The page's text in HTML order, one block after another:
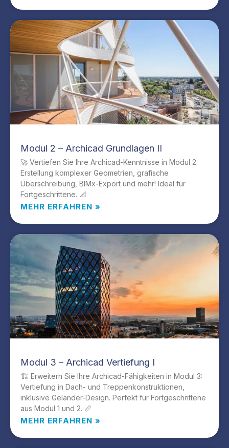
Modul 2 – Archicad Grundlagen II
🚀 Vertiefen Sie Ihre Archicad-Kenntnisse in Modul 2:
Erstellung komplexer Geometrien, grafische
Überschreibung, BIMx-Export und mehr! Ideal für
Fortgeschrittene. 📐
MEHR ERFAHREN »
Modul 3 – Archicad Vertiefung I
🏗️ Erweitern Sie Ihre Archicad-Fähigkeiten in Modul 3:
Vertiefung in Dach- und Treppenkonstruktionen,
inklusive Geländer-Design. Perfekt für Fortgeschrittene
aus Modul 1 und 2. 📏
MEHR ERFAHREN »